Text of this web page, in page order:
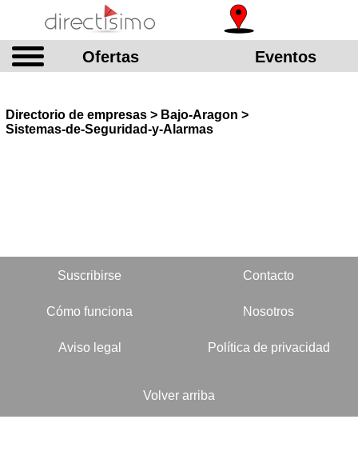
Ofertas Eventos
Directorio de empresas > Bajo-Aragon >
Sistemas-de-Seguridad-y-Alarmas
Suscribirse Contacto
Cómo funciona Nosotros
Aviso legal Política de privacidad
Volver arriba